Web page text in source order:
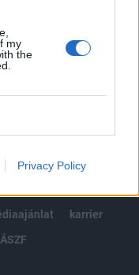
my
the
Privacy Policy
karrier
ÁSZF